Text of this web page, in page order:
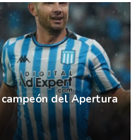
del Apertura